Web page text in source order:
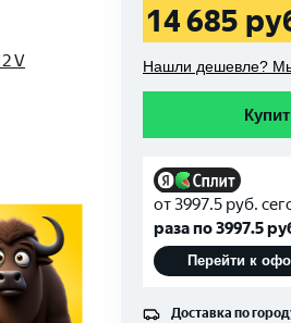
V
14 685
Нашли дешевле?
от 3997.5 руб.
раза по3997.5
Перейти к
Доставка по